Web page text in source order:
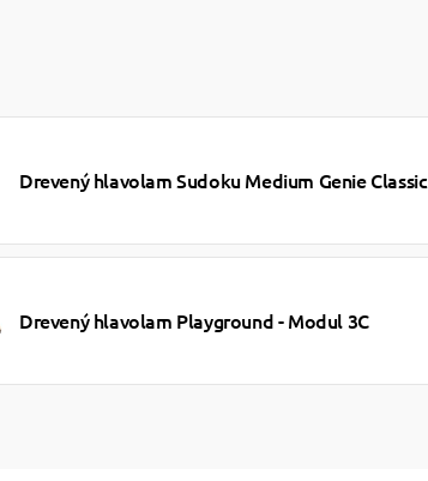
Drevený hlavolam Sudoku Medium Genie Classic
Drevený hlavolam Playground - Modul 3C